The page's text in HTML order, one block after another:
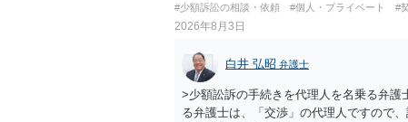
との取引関係や返金時期などの内部事情
ものではありません。 これ以上、本件の
手続を履行されるよう、強く求めます。 以
#少額訴訟の相談・依頼 #個人・プライベート #
2026年8月3日
白井 弘昭 弁護士
>少額訟訴の手続きを代理人を名乗る弁
る弁護士は、「交渉」の代理人ですので